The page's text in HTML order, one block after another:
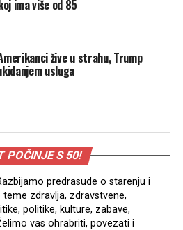
ima više od 85
žive u strahu, Trump
usluga
POČINJE S 50!
predrasude o starenju i
zdravlja, zdravstvene,
politike, kulture, zabave,
vas ohrabriti, povezati i